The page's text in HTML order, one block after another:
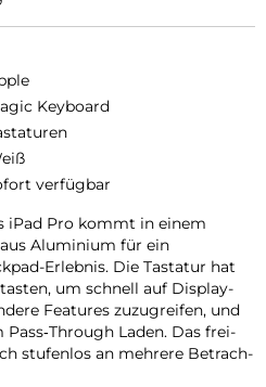
Keyboard
verfügbar
iPad Pro kommt in einem
Aluminium für ein
Erlebnis. Die Tastatur hat
um schnell auf Display­
Features zuzugreifen, und
Pass‑Through Laden. Das frei­
stufenlos an mehrere Betrach­